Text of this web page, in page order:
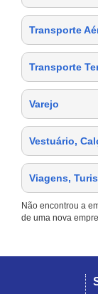
Transporte
Transporte
Varejo
Vestuário,
Viagens,
Não encontrou a
de uma nova